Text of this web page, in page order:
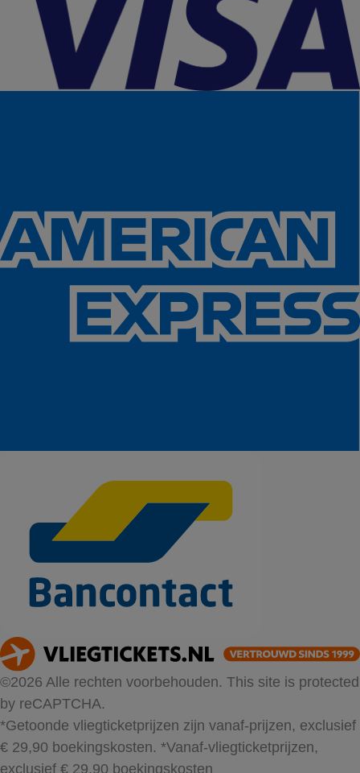
©2026 Alle rechten voorbehouden. This site is protected
by reCAPTCHA.
*Getoonde vliegticketprijzen zijn vanaf-prijzen, exclusief
€ 29,90 boekingskosten. *Vanaf-vliegticketprijzen,
exclusief € 29,90 boekingskosten